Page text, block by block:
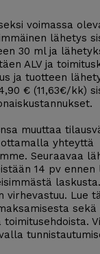
voimassa
lähetys
30 ml ja
ALV ja
ja tuotteen
€ (11,63€/kk)
muuttaa
yhteyttä
Seuraavaa
14 pv
virhevastuu. Lue
toimitusehdoista.